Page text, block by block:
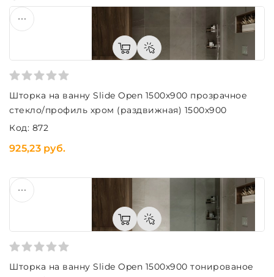
Шторка на ванну Slide Open 1500х900 прозрачное
стекло/профиль хром (раздвижная) 1500х900
Код: 872
925,23 руб.
Шторка на ванну Slide Open 1500х900 тонированое